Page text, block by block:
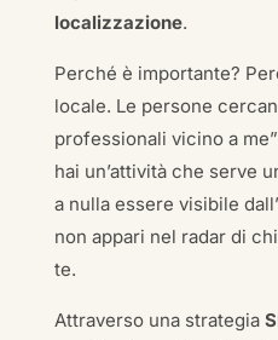
localizzazione.
Perché è importante?
locale. Le persone
professionali vicino a
hai un’attività che serve
a nulla essere visibile
non appari nel radar di
te.
Attraverso una strategia